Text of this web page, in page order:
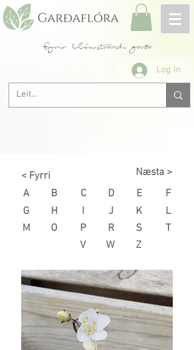
fyrir blómstrandi garða
Log In
< Fyrri
Næsta >
A
G
M
B
H
O
C D
E
I
J
K
P
R
S
V
W Z
F
L
T